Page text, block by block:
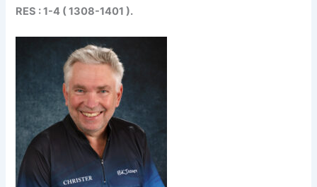
RES : 1-4 ( 1308-1401 ).